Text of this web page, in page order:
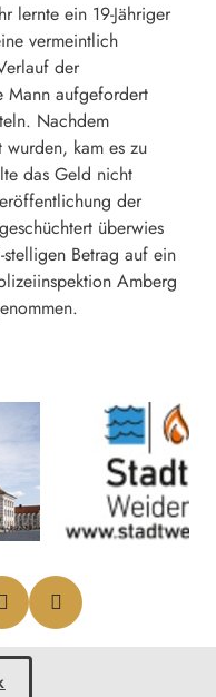
lernte ein 19-Jähriger
vermeintlich
der
Mann aufgefordert
Nachdem
kam es zu
das Geld nicht
der
überwies
Betrag auf ein
Amberg